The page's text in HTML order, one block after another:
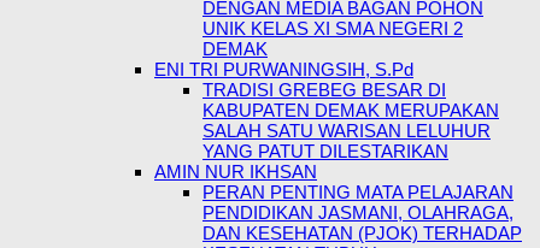
DENGAN MEDIA BAGAN POHON
UNIK KELAS XI SMA NEGERI 2
DEMAK
ENI TRI PURWANINGSIH, S.Pd
TRADISI GREBEG BESAR DI
KABUPATEN DEMAK MERUPAKAN
SALAH SATU WARISAN LELUHUR
YANG PATUT DILESTARIKAN
AMIN NUR IKHSAN
PERAN PENTING MATA PELAJARAN
PENDIDIKAN JASMANI, OLAHRAGA,
DAN KESEHATAN (PJOK) TERHADAP